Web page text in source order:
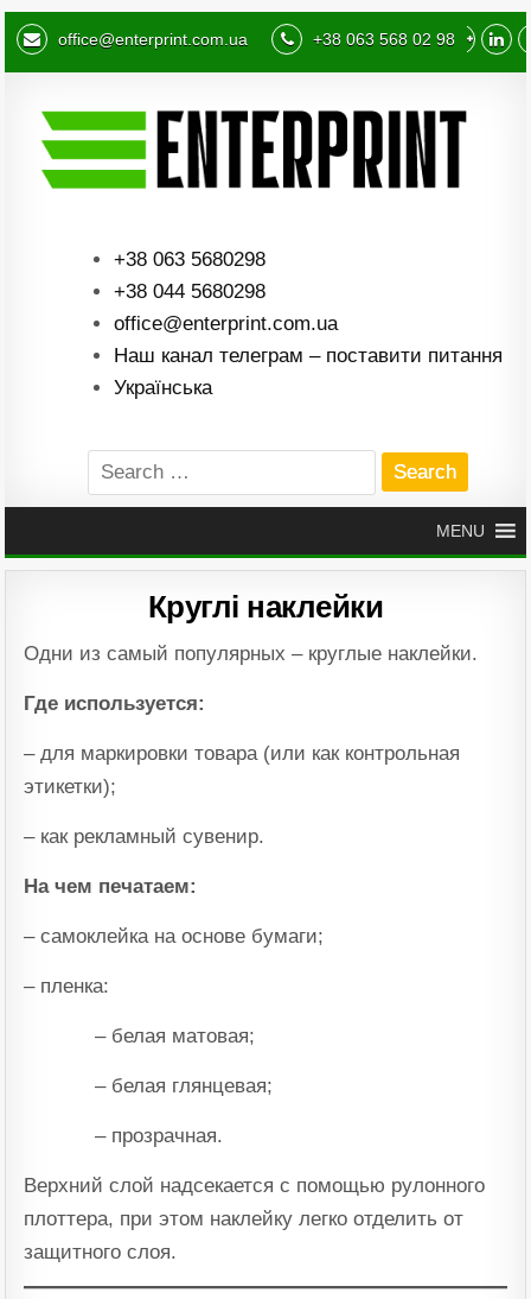
office@enterprint.com.ua +38 063 568 02 98
+38 063 5680298
+38 044 5680298
office@enterprint.com.ua
Наш канал телеграм – поставити питання
Українська
Search
for:
MENU
Круглі наклейки
Одни из самый популярных – круглые наклейки.
Где используется:
– для маркировки товара (или как контрольная
этикетки);
– как рекламный сувенир.
На чем печатаем:
– самоклейка на основе бумаги;
– пленка:
– белая матовая;
– белая глянцевая;
– прозрачная.
Верхний слой надсекается с помощью рулонного
плоттера, при этом наклейку легко отделить от
защитного слоя.